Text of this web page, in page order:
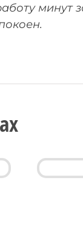
минут